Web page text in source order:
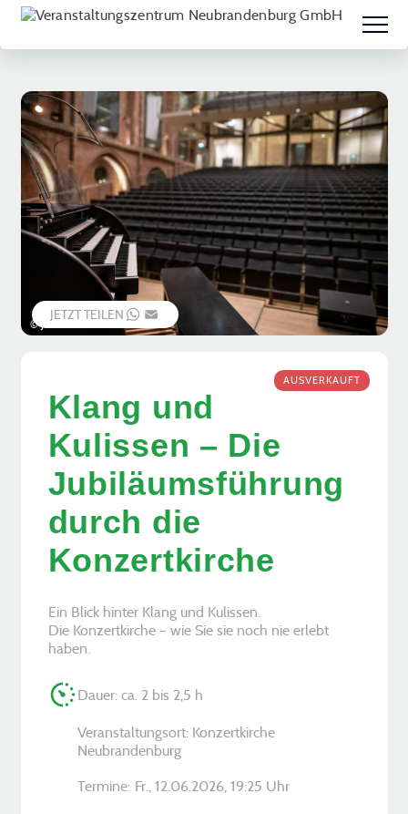
© Jessica Schuck
JETZT TEILEN WHATSAPP
EMAIL
AUSVERKAUFT
Klang und
Kulissen – Die
Jubiläumsführung
durch die
Konzertkirche
Ein Blick hinter Klang und Kulissen.
Die Konzertkirche – wie Sie sie noch nie erlebt
haben.
Dauer: ca. 2 bis 2,5 h
Veranstaltungsort: Konzertkirche
Neubrandenburg
Termine: Fr., 12.06.2026, ­19:25 Uhr